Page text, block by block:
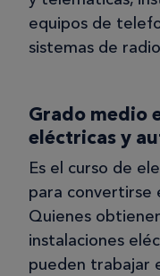
equipos de
sistemas de
Grado medio
eléctricas y
Es el curso de
para convertirse
Quienes
instalaciones
pueden trabajar